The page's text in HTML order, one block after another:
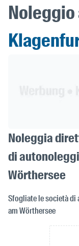
Noleggia
di
Wörthersee
Sfogliate le società
am Wörthersee